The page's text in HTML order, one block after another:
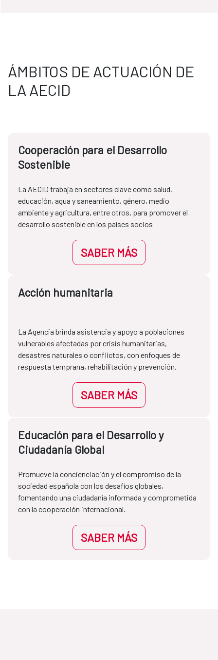
ÁMBITOS DE ACTUACIÓN DE
LA AECID
Cooperación para el Desarrollo
Sostenible
La AECID trabaja en sectores clave como salud,
educación, agua y saneamiento, género, medio
ambiente y agricultura, entre otros, para promover el
desarrollo sostenible en los países socios
SABER MÁS
Acción humanitaria
La Agencia brinda asistencia y apoyo a poblaciones
vulnerables afectadas por crisis humanitarias,
desastres naturales o conflictos, con enfoques de
respuesta temprana, rehabilitación y prevención.
SABER MÁS
Educación para el Desarrollo y
Ciudadanía Global
Promueve la concienciación y el compromiso de la
sociedad española con los desafíos globales,
fomentando una ciudadanía informada y comprometida
con la cooperación internacional.
SABER MÁS